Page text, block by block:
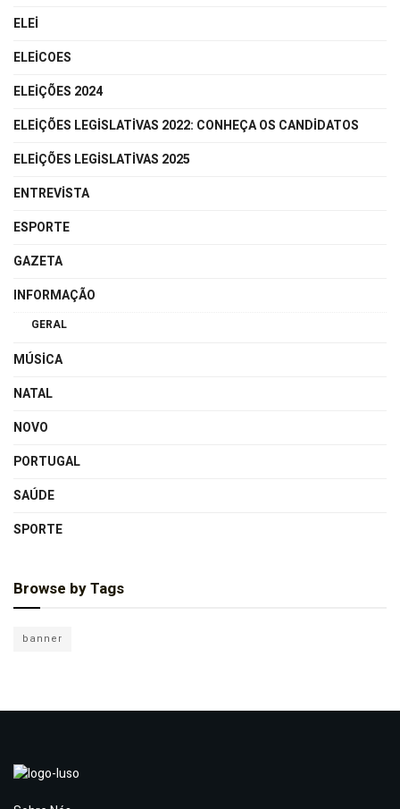
ELEI
ELEICOES
ELEIÇÕES 2024
ELEIÇÕES LEGISLATIVAS 2022: CONHEÇA OS CANDIDATOS
ELEIÇÕES LEGISLATIVAS 2025
ENTREVISTA
ESPORTE
GAZETA
INFORMAÇÃO
GERAL
MÚSICA
NATAL
NOVO
PORTUGAL
SAÚDE
SPORTE
Browse by Tags
banner